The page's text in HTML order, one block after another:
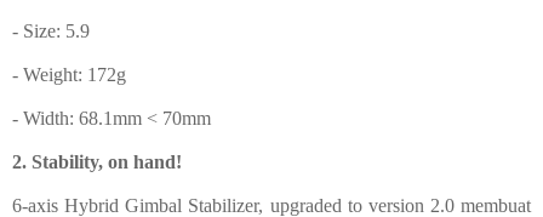
- Size: 5.9
- Weight: 172g
- Width: 68.1mm < 70mm
2. Stability, on hand!
6-axis Hybrid Gimbal Stabilizer, upgraded to version 2.0 membuat